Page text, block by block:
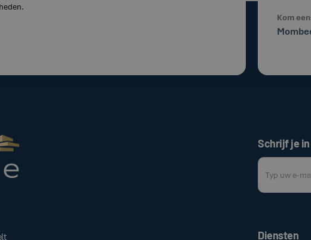
Kom
Schrijf je
Diensten